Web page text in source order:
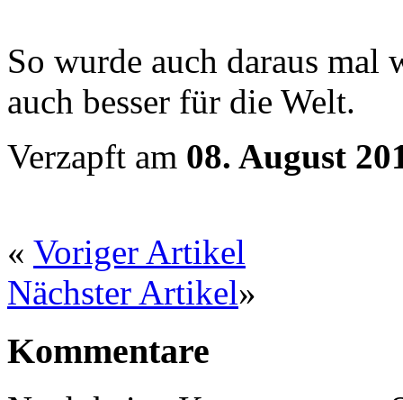
So wurde auch daraus
auch besser für die Welt.
Verzapft am 08. August
« Voriger Artikel
Nächster Artikel»
Kommentare